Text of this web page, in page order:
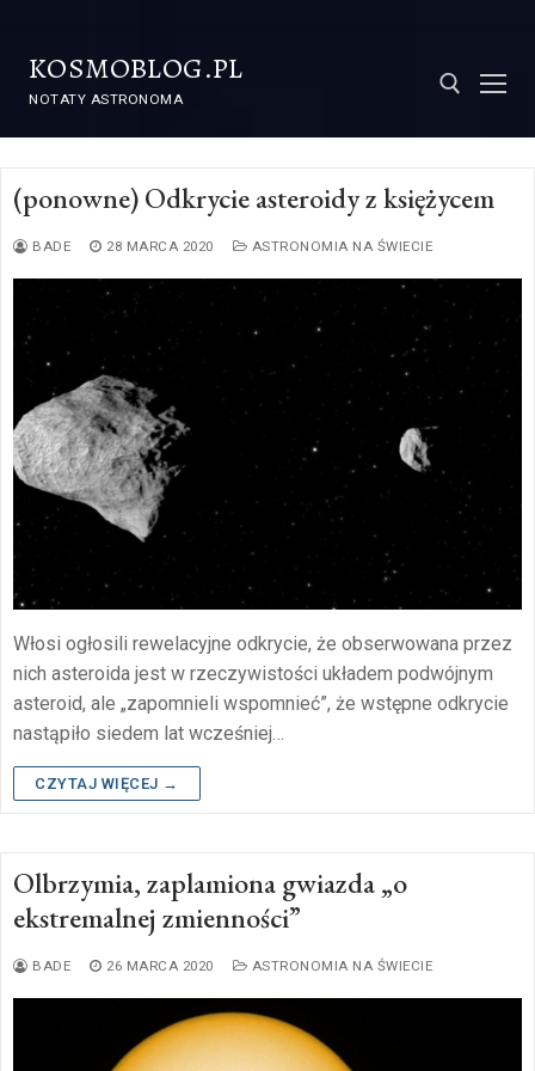
KOSMOBLOG.PL
NOTATY ASTRONOMA
(ponowne) Odkrycie asteroidy z księżycem
BADE 28 MARCA 2020 ASTRONOMIA NA ŚWIECIE
Włosi ogłosili rewelacyjne odkrycie, że obserwowana przez
nich asteroida jest w rzeczywistości układem podwójnym
asteroid, ale „zapomnieli wspomnieć”, że wstępne odkrycie
nastąpiło siedem lat wcześniej…
CZYTAJ WIĘCEJ →
Olbrzymia, zaplamiona gwiazda „o
ekstremalnej zmienności”
BADE 26 MARCA 2020 ASTRONOMIA NA ŚWIECIE